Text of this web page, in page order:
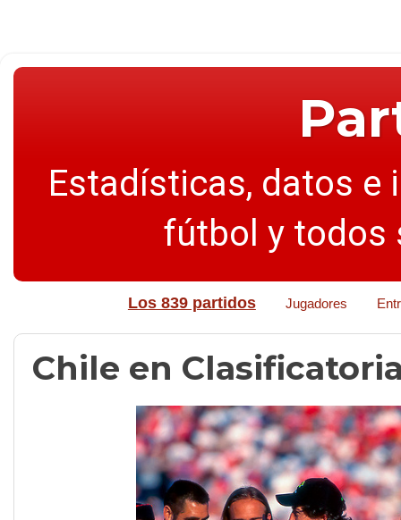
Estadísticas, datos e
fútbol y todos
Los 839 partidos Jugadores
Chile en